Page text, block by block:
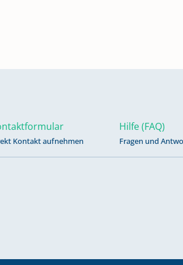
Kontakt aufnehmen
Hilfe (FAQ)
Fragen und